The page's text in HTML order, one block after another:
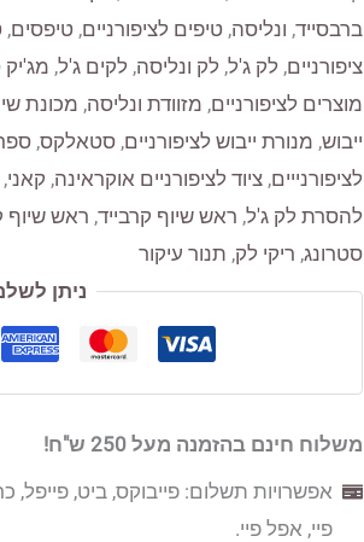
קאני
פריימר
CANNI
PRIMER
ברבסייד, ונליסה, טיפים לציפורניים, טיפסים,
ציפורניים, לק ג'ל, לק ונליסה, לקים ג'ל, מג'יק
מוצרים לציפורניים, מזוודת ונליסה, מכונת
ייבוש, מנורת ייבוש לציפורניים, סטאלקס,
לציפורנייים, ציוד לציפורניים אוקראינה, קאני,
להסרת לק ג'ל, ראש שיוף קרבייד, ראש
סטרונג, ריקי לק, תנור עיקור
ניתן
משלוח חינם בהזמנה מעל 250 ש"ח!
אפשרויות תשלום: פייבוקס, ביט,
פיי, אפל פיי.